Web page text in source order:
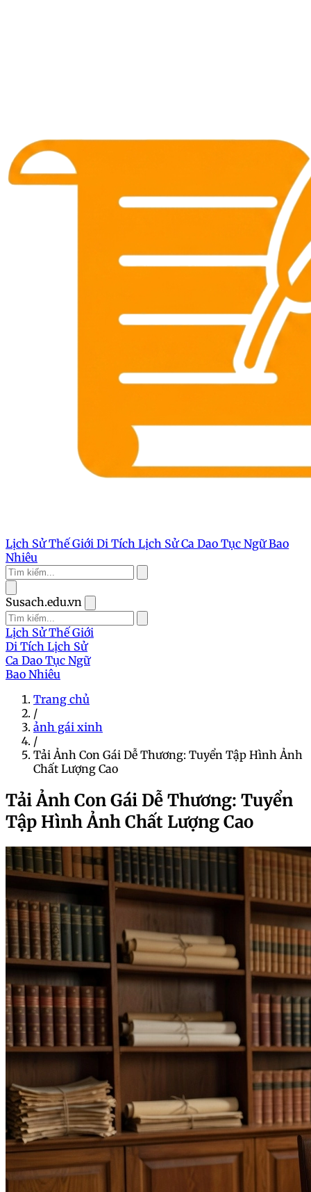
Lịch Sử Thế Giới Di Tích Lịch SửCa Dao Tục NgữBao
Nhiêu
Susach.edu.vn
Lịch Sử Thế Giới
Di Tích Lịch Sử
Ca Dao Tục Ngữ
Bao Nhiêu
Trang chủ
/
ảnh gái xinh
/
Tải Ảnh Con Gái Dễ Thương: Tuyển Tập Hình Ảnh
Chất Lượng Cao
Tải Ảnh Con Gái Dễ Thương: Tuyển
Tập Hình Ảnh Chất Lượng Cao